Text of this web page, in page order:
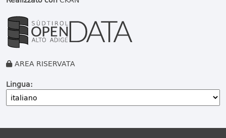
AREA RISERVATA
Lingua